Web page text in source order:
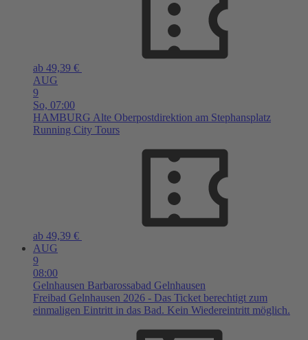
ab 49,39 €
AUG
9
So, 07:00
HAMBURG Alte Oberpostdirektion am Stephansplatz
Running City Tours
ab 49,39 €
AUG
9
08:00
Gelnhausen Barbarossabad Gelnhausen
Freibad Gelnhausen 2026 - Das Ticket berechtigt zum
einmaligen Eintritt in das Bad. Kein Wiedereintritt möglich.